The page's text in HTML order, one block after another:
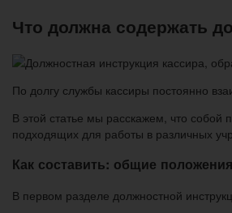
Что должна содержать
По долгу службы кассиры постоянно
В этой статье мы расскажем, что собой
подходящих для работы в различных
Как составить: общие положения
В первом разделе должностной